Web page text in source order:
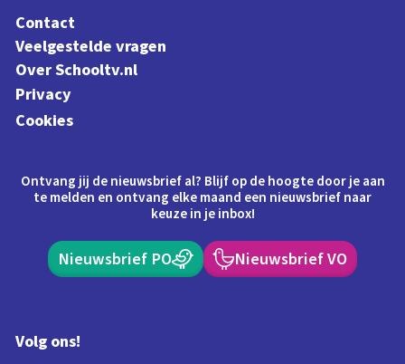
Contact
Veelgestelde vragen
Over Schooltv.nl
Privacy
Cookies
Ontvang jij de nieuwsbrief al? Blijf op de hoogte door je aan
te melden en ontvang elke maand een nieuwsbrief naar
keuze in je inbox!
Nieuwsbrief PO Nieuwsbrief VO
Volg ons!